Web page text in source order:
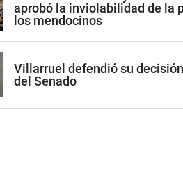
aprobó la inviolabilidad de la
los mendocinos
Villarruel defendió su
del Senado